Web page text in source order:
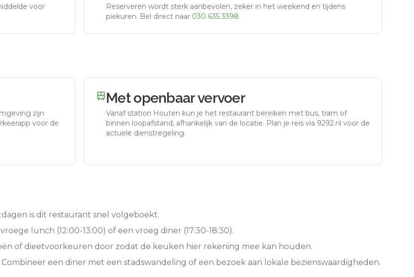
voor
Reserveren wordt sterk aanbevolen, zeker in het weekend en tijdens
piekuren. Bel direct naar 030 635 3398.
zijn
voor de
Met openbaar vervoer
Vanaf station Houten kun je het restaurant bereiken met bus, tram of
binnen loopafstand, afhankelijk van de locatie. Plan je reis via 9292.nl voor de
actuele dienstregeling.
is dit restaurant snel volgeboekt.
lunch (12:00-13:00) of een vroeg diner (17:30-18:30).
of dieetvoorkeuren door zodat de keuken hier rekening mee kan houden.
een diner met een stadswandeling of een bezoek aan lokale bezienswaardigheden.